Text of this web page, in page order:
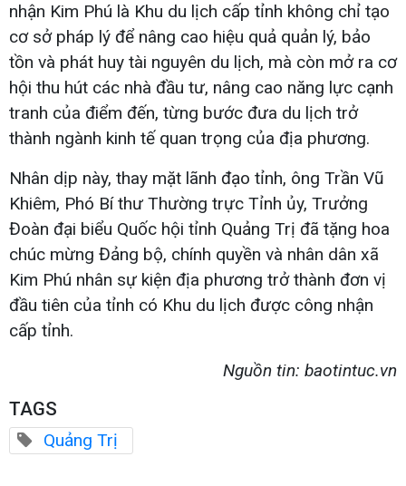
nhận Kim Phú là Khu du lịch cấp tỉnh không chỉ tạo
cơ sở pháp lý để nâng cao hiệu quả quản lý, bảo
tồn và phát huy tài nguyên du lịch, mà còn mở ra cơ
hội thu hút các nhà đầu tư, nâng cao năng lực cạnh
tranh của điểm đến, từng bước đưa du lịch trở
thành ngành kinh tế quan trọng của địa phương.
Nhân dịp này, thay mặt lãnh đạo tỉnh, ông Trần Vũ
Khiêm, Phó Bí thư Thường trực Tỉnh ủy, Trưởng
Đoàn đại biểu Quốc hội tỉnh Quảng Trị đã tặng hoa
chúc mừng Đảng bộ, chính quyền và nhân dân xã
Kim Phú nhân sự kiện địa phương trở thành đơn vị
đầu tiên của tỉnh có Khu du lịch được công nhận
cấp tỉnh.
Nguồn tin: baotintuc.vn
TAGS
Quảng Trị